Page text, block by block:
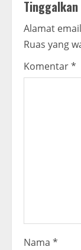
u
e
R
Alamat
Ruas yang
Komentar*
Nama *